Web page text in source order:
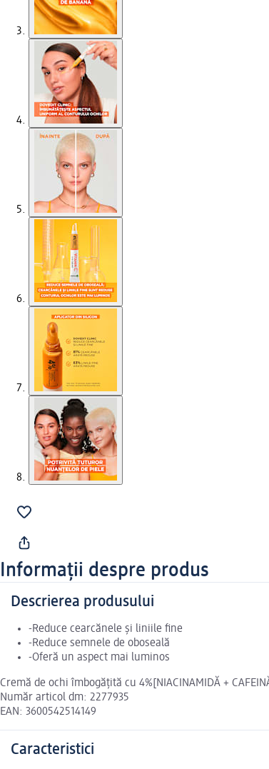
Informații despre produs
Descrierea produsului
-Reduce cearcănele și liniile fine
-Reduce semnele de oboseală
-Oferă un aspect mai luminos
Cremă de ochi îmbogățită cu 4%[NIACINAMIDĂ +
Număr articol dm: 2277935
EAN: 3600542514149
Caracteristici